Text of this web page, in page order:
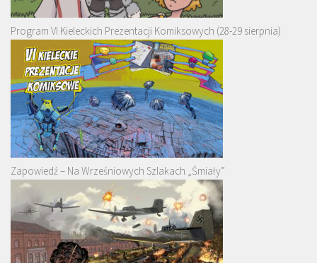
Program VI Kieleckich Prezentacji Komiksowych (28-29 sierpnia)
Zapowiedź – Na Wrześniowych Szlakach „Śmiały”